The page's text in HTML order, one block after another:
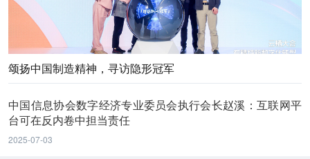
颂扬中国制造精神，寻访隐形冠军
中国信息协会数字经济专业委员会执行会长赵溪：互联网平
台可在反内卷中担当责任
2025-07-03